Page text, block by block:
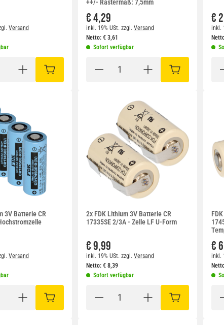
Versand
IN DEN WARENKORB
++/- Rastermaß: 7,5mm
€ 4,29
inkl. 19% USt. zzgl. Versand
Netto: € 3,61
Sofort verfügbar
IN DEN
€
inkl.
3V Batterie CR
Versand
IN DEN WARENKORB
2x FDK Lithium 3V Batterie CR
17335SE 2/3A - Zelle LF U-Form
€ 9,99
inkl. 19% USt. zzgl. Versand
Netto: € 8,39
Sofort verfügbar
IN DEN
€
inkl.